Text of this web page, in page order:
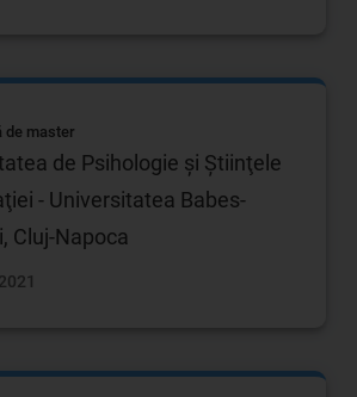
de master
de Psihologie şi Ştiinţele
- Universitatea Babes-
Cluj-Napoca